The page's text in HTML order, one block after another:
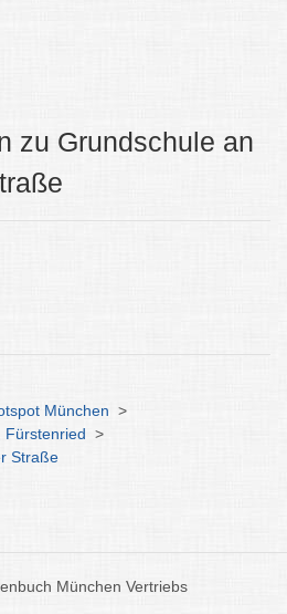
zu Grundschule an
München >
Fürstenried >
Straße
München Vertriebs